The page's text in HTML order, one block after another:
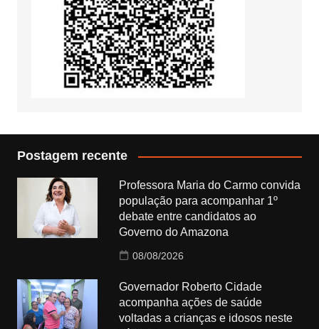
Postagem recente
Professora Maria do Carmo convida
população para acompanhar 1º
debate entre candidatos ao
Governo do Amazona
08/08/2026
Governador Roberto Cidade
acompanha ações de saúde
voltadas a crianças e idosos neste